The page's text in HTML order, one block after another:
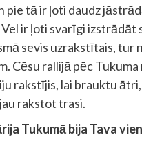
pie tā ir ļoti daudz
ir ļoti svarīgi
sevis uzrakstītais, tur
Cēsu rallijā pēc
rakstījis, lai brauktu
rakstot trasi.
Tukumā bija Tava